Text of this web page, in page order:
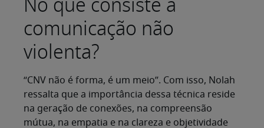
comunicação não
violenta?
“CNV não é forma, é um meio”. Com isso, Nolah
ressalta que a importância dessa técnica reside
na geração de conexões, na compreensão
mútua, na empatia e na clareza e objetividade